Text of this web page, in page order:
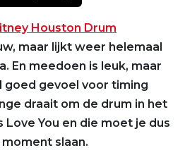
Houston Drum
maar lijkt weer helemaal
En meedoen is leuk, maar
goed gevoel voor timing
draait om de drum in het
Love You en die moet je dus
slaan.